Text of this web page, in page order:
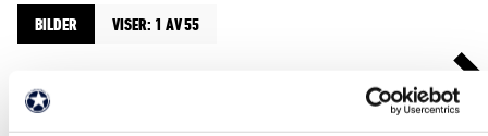
BILDER VISER: 1 AV 55